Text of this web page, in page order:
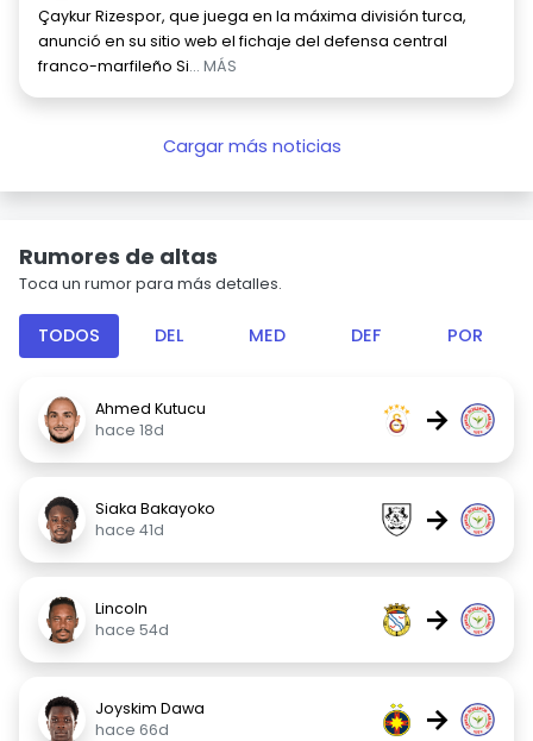
Çaykur Rizespor, que juega en la máxima división turca,
anunció en su sitio web el fichaje del defensa central
franco-marfileño Si... MÁS
Cargar más noticias
Rumores de altas
Toca un rumor para más detalles.
TODOS DEL MED DEF POR
Ahmed Kutucu
hace 18d
→
Siaka Bakayoko
hace 41d
→
Lincoln
hace 54d
→
Joyskim Dawa
hace 66d
→